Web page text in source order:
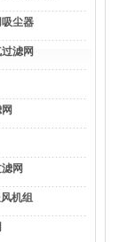
尘器
滤网
网
机组